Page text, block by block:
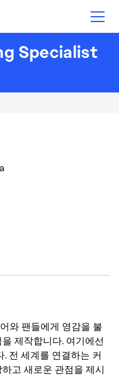
Specialist
와 팬들에게 영감을 불
제작합니다. 여기에선
전 세계를 연결하는 커
고 새로운 관점을 제시